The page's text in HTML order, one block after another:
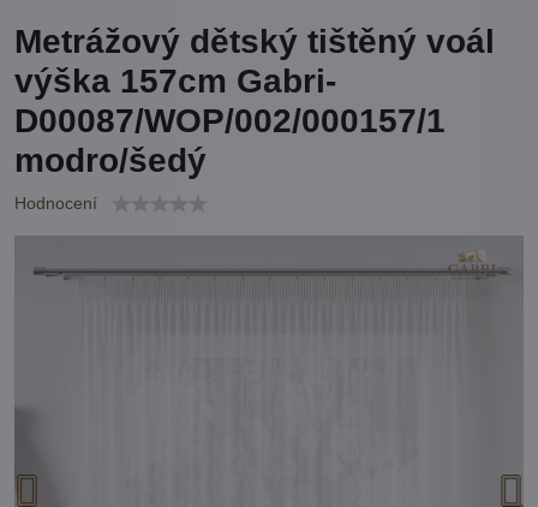
Metrážový dětský tištěný voál
výška 157cm Gabri-
D00087/WOP/002/000157/1
modro/šedý
Hodnocení